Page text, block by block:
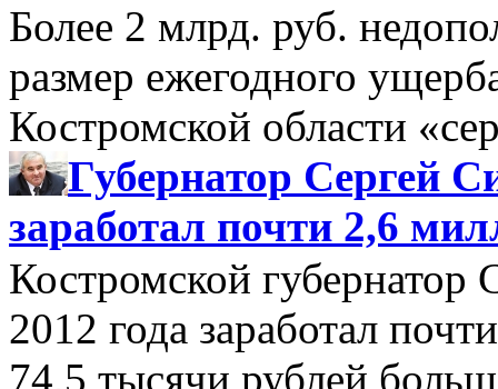
Более 2 млрд. руб.
размер ежегодного
Костромской области
Губернатор Сергей
заработал почти 2,6
Костромской губернатор
2012 года заработал
74,5 тысячи рублей